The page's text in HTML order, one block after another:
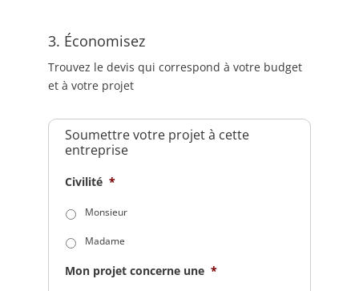
3. Économisez
Trouvez le devis qui correspond à votre budget
et à votre projet
Soumettre votre projet à cette
entreprise
Civilité *
Monsieur
Madame
Mon projet concerne une *